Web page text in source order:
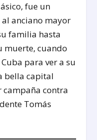
fue un
anciano mayor
familia hasta
muerte, cuando
para ver a su
bella capital
campaña contra
Tomás